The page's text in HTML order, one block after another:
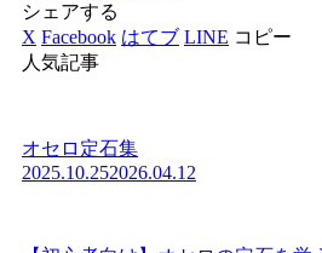
シェアする
X Facebook はてブ LINE コピー
人気記事
オセロ定石集
2025.10.252026.04.12